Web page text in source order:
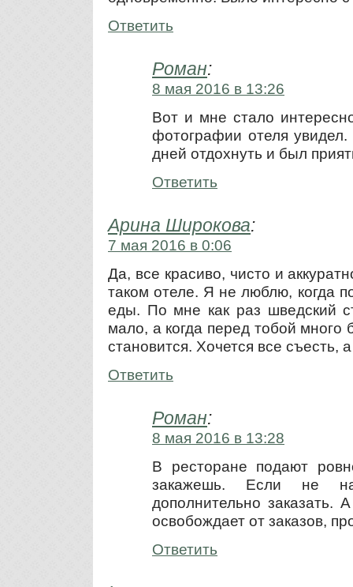
Ответить
Роман:
8 мая 2016 в 13:26
Вот и мне стало
фотографии отеля
дней отдохнуть и был
Ответить
Арина Широкова:
7 мая 2016 в 0:06
Да, все красиво, чисто и
таком отеле. Я не люблю, когда
еды. По мне как раз шведский
мало, а когда перед тобой много
становится. Хочется все съесть,
Ответить
Роман:
8 мая 2016 в 13:28
В ресторане подают
закажешь. Если не
дополнительно заказать.
освобождает от заказов,
Ответить